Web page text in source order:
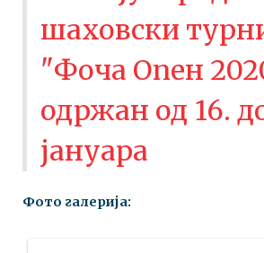
шаховски
"Фоча Опен
одржан од 16.
јануара
Фото галерија: